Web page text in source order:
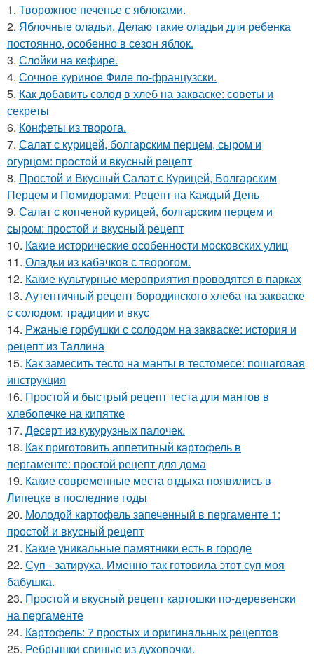
1. Творожное печенье с яблоками.
2. Яблочные оладьи. Делаю такие оладьи для ребенка
постоянно, особенно в сезон яблок.
3. Слойки на кефире.
4. Сочное куриное Филе по-французски.
5. Как добавить солод в хлеб на закваске: советы и
секреты
6. Конфеты из творога.
7. Салат с курицей, болгарским перцем, сыром и
огурцом: простой и вкусный рецепт
8. Простой и Вкусный Салат с Курицей, Болгарским
Перцем и Помидорами: Рецепт на Каждый День
9. Салат с копченой курицей, болгарским перцем и
сыром: простой и вкусный рецепт
10. Какие исторические особенности московских улиц
11. Оладьи из кабачков с творогом.
12. Какие культурные мероприятия проводятся в парках
13. Аутентичный рецепт бородинского хлеба на закваске
с солодом: традиции и вкус
14. Ржаные горбушки с солодом на закваске: история и
рецепт из Таллина
15. Как замесить тесто на манты в тестомесе: пошаговая
инструкция
16. Простой и быстрый рецепт теста для мантов в
хлебопечке на кипятке
17. Десерт из кукурузных палочек.
18. Как приготовить аппетитный картофель в
пергаменте: простой рецепт для дома
19. Какие современные места отдыха появились в
Липецке в последние годы
20. Молодой картофель запеченный в пергаменте 1:
простой и вкусный рецепт
21. Какие уникальные памятники есть в городе
22. Суп - затируха. Именно так готовила этот суп моя
бабушка.
23. Простой и вкусный рецепт картошки по-деревенски
на пергаменте
24. Картофель: 7 простых и оригинальных рецептов
25. Ребрышки свиные из духовочки.